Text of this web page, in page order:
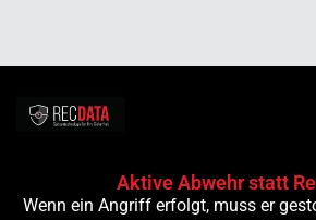
Aktive Abwehr statt
Wenn ein Angriff erfolgt, muss er